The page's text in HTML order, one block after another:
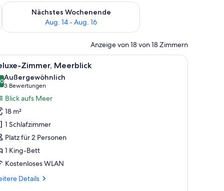
Aug. 7 - Aug. 9.
Nächstes Wochenende
Aug. 14 - Aug. 16
Überprüfe die Verfügbarkeit für nächstes Wochenende, Aug.
Anzeige von 18 von 18 Zimmern
einem Sofa, einem kleinen Tisch mit einer Vase und Blick auf den Balkon.
Ein Hotelzimmer mit einem Bett, einem
3 Zimmer, Meerblick
von 10
Außergewöhnlich
3 Bewertungen
(3
Bewertungen)
Blick aufs Meer
18 m²
1 Schlafzimmer
Platz für 2 Personen
1 King-Bett
Kostenloses WLAN
Details